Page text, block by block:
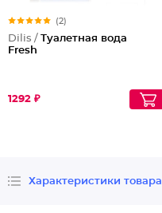
(2)
Dilis / Туалетная вода
Fresh
1292 ₽
Характеристики товара